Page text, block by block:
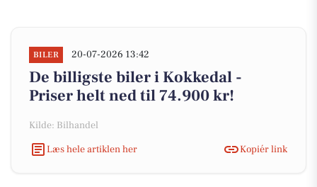
BILER 20-07-2026 13:42
De billigste biler i Kokkedal -
Priser helt ned til 74.900 kr!
Kilde: Bilhandel
Læs hele artiklen her
Kopiér link